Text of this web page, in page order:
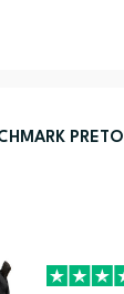
PRETO